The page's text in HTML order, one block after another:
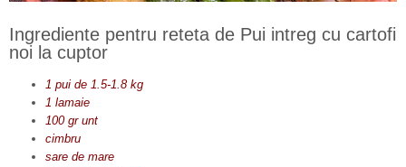
Ingrediente pentru reteta de Pui intreg cu cartofi
noi la cuptor
1 pui de 1.5-1.8 kg
1 lamaie
100 gr unt
cimbru
sare de mare